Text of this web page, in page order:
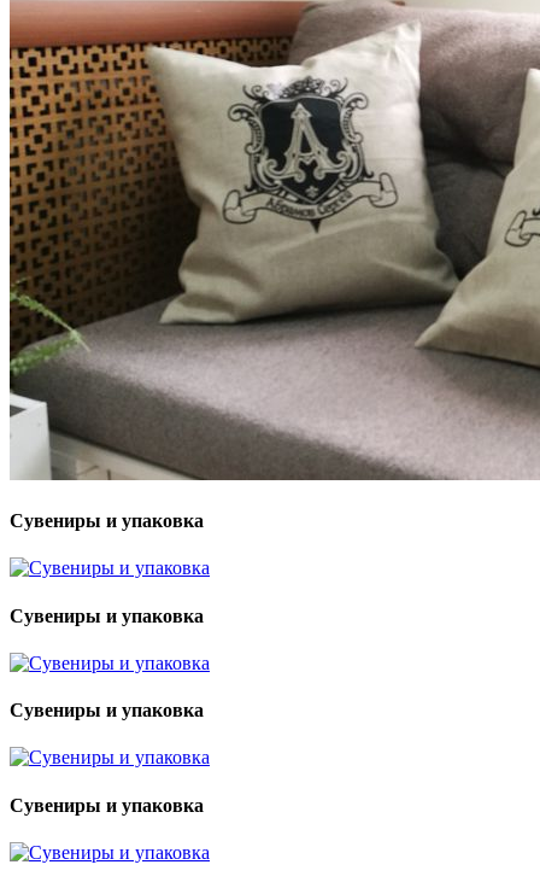
Сувениры и упаковка
Сувениры и упаковка
Сувениры и упаковка
Сувениры и упаковка